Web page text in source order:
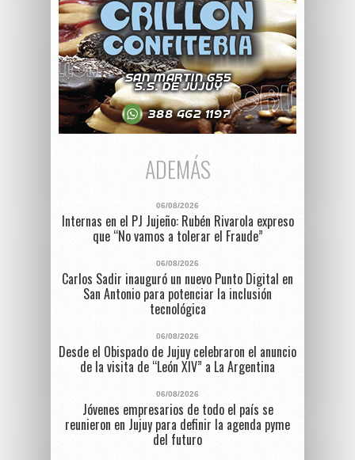
ADEMÁS
06/08/2026
Internas en el PJ Jujeño: Rubén Rivarola expreso
que “No vamos a tolerar el Fraude”
06/08/2026
Carlos Sadir inauguró un nuevo Punto Digital en
San Antonio para potenciar la inclusión
tecnológica
06/08/2026
Desde el Obispado de Jujuy celebraron el anuncio
de la visita de “León XIV” a La Argentina
06/08/2026
Jóvenes empresarios de todo el país se
reunieron en Jujuy para definir la agenda pyme
del futuro